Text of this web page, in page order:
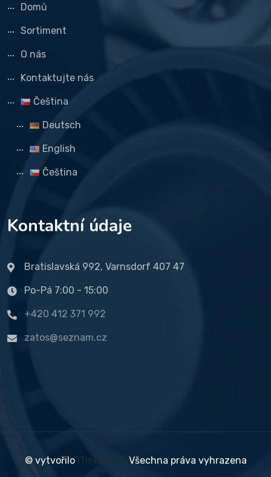
Domů
Sortiment
O nás
Kontaktujte nás
Čeština
Deutsch
English
Čeština
Kontaktní údaje
Bratislavská 992, Varnsdorf 407 47
Po-Pá 7:00 - 15:00
+420 412 371 992
zatos@seznam.cz
© vytvořilo ITmedia.cz Všechna práva vyhrazena